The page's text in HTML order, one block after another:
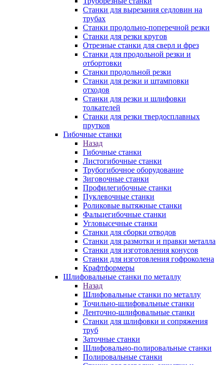
Станки для вырезания седловин на
трубаx
Станки продольно-поперечной резки
Станки для резки кругов
Отрезные станки для сверл и фрез
Станки для продольной резки и
отбортовки
Станки продольной резки
Станки для резки и штамповки
отходов
Станки для резки и шлифовки
толкателей
Станки для резки твердосплавных
прутков
Гибочные станки
Назад
Гибочные станки
Листогибочные станки
Трубогибочное оборудование
Зиговочные станки
Профилегибочные станки
Пуклевочные станки
Роликовые вытяжные станки
Фальцегибочные станки
Угловысечные станки
Станки для сборки отводов
Станки для размотки и правки металла
Станки для изготовления конусов
Станки для изготовления гофроколена
Крафтформеры
Шлифовальные станки по металлу
Назад
Шлифовальные станки по металлу
Точильно-шлифовальные станки
Ленточно-шлифовальные станки
Станки для шлифовки и сопряжения
труб
Заточные станки
Шлифовально-полировальные станки
Полировальные станки